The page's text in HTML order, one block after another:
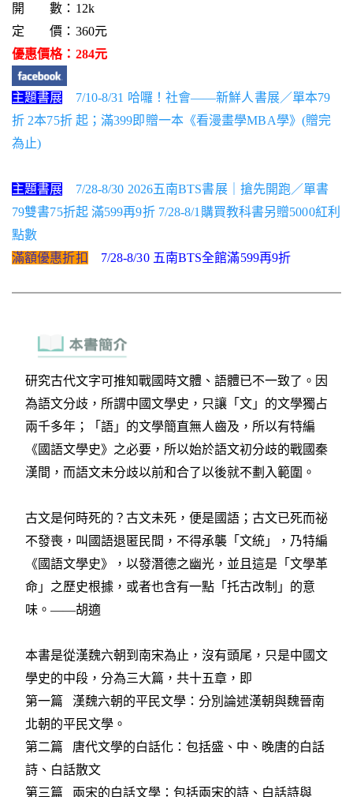
開 數：12k
定 價：360元
優惠價格：284元
主題書展
7/10-8/31 哈囉！社會——新鮮人書展／單本79
折 2本75折 起；滿399即贈一本《看漫畫學MBA學》(贈完
為止)
主題書展
7/28-8/30 2026五南BTS書展｜搶先開跑／單書
79雙書75折起 滿599再9折 7/28-8/1購買教科書另贈5000紅利
點數
滿額優惠折扣
7/28-8/30 五南BTS全館滿599再9折